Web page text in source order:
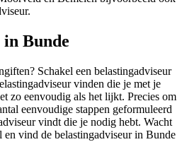
Bunde
Schakel een belastingadviseur
vinden die je met je
zo eenvoudig als het lijkt. Precies om
eenvoudige stappen geformuleerd
vindt die je nodig hebt. Wacht
en vind de belastingadviseur in Bunde